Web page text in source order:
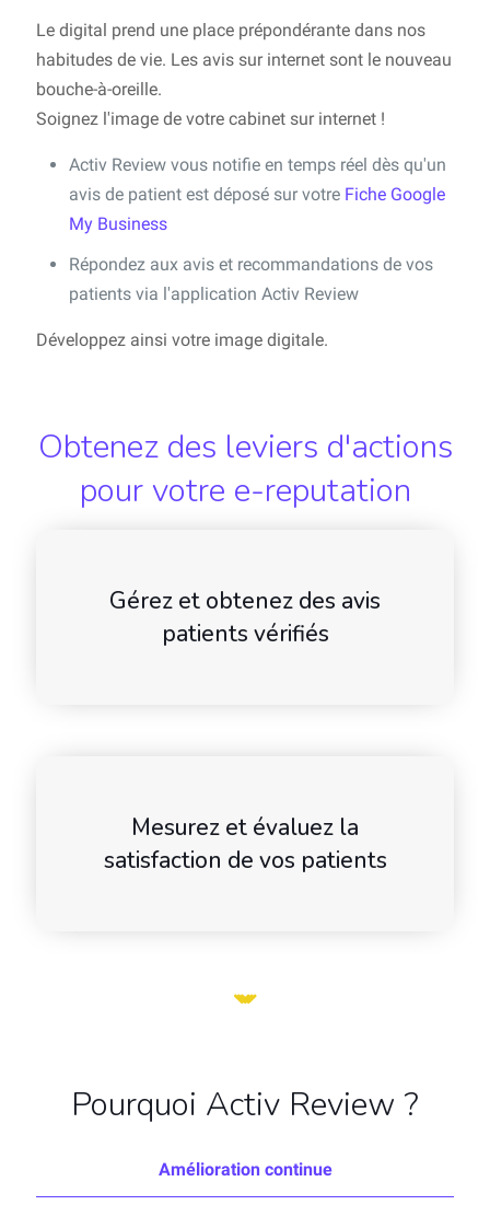
Le digital prend une place prépondérante dans nos
habitudes de vie. Les avis sur internet sont le nouveau
bouche-à-oreille.
Soignez l'image de votre cabinet sur internet !
Activ Review vous notifie en temps réel dès qu'un
avis de patient est déposé sur votre Fiche Google
My Business
Répondez aux avis et recommandations de vos
patients via l'application Activ Review
Développez ainsi votre image digitale.
Obtenez des leviers d'actions
pour votre e-reputation
Gérez et obtenez des avis
patients vérifiés
Mesurez et évaluez la
satisfaction de vos patients
Pourquoi Activ Review ?
Amélioration continue